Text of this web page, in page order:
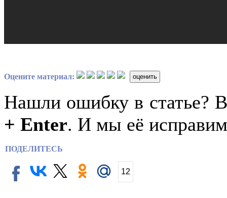
Оцените материал: оценить
Нашли ошибку в статье?
+ Enter. И мы её
ПОДЕЛИТЕСЬ
12